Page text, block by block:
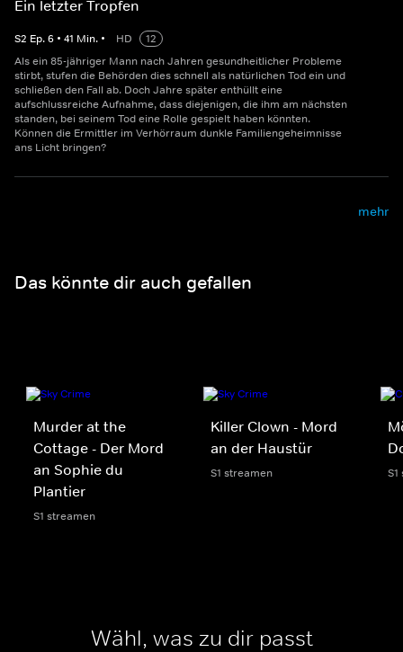
Ein letzter Tropfen
S2 Ep.6 • 41 Min. • HD
12
Als ein 85-jähriger Mann nach Jahren gesundheitlicher Probleme
stirbt, stufen die Behörden dies schnell als natürlichen Tod ein und
schließen den Fall ab. Doch Jahre später enthüllt eine
aufschlussreiche Aufnahme, dass diejenigen, die ihm am nächsten
standen, bei seinem Tod eine Rolle gespielt haben könnten.
Können die Ermittler im Verhörraum dunkle Familiengeheimnisse
ans Licht bringen?
mehr
Das könnte dir auch gefallen
Murder at the
Cottage - Der Mord
an Sophie du
Plantier
S1 streamen
Killer Clown - Mord
an der Haustür
S1 streamen
Wähl, was zu dir passt